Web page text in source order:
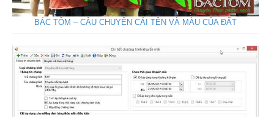
BÁC TÔM – CÂU CHUYỆN CÁI TÊN VÀ MÀU CỦA ĐẤT